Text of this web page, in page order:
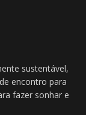
sustentável,
encontro para
fazer sonhar e